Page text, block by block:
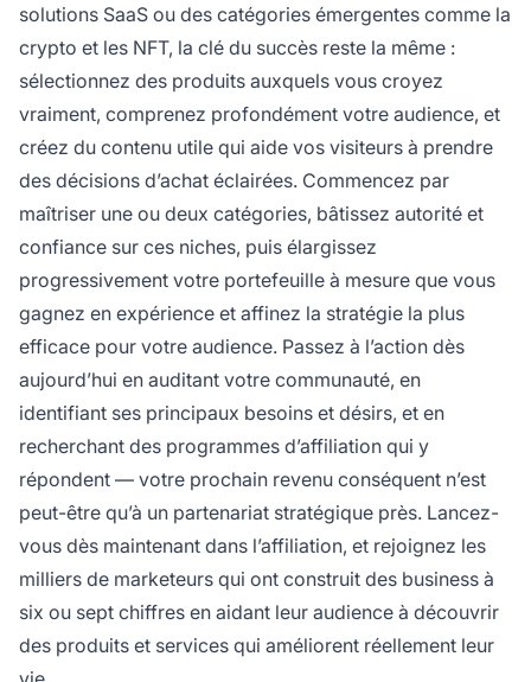
solutions SaaS ou des catégories émergentes comme la
crypto et les NFT, la clé du succès reste la même :
sélectionnez des produits auxquels vous croyez
vraiment, comprenez profondément votre audience, et
créez du contenu utile qui aide vos visiteurs à prendre
des décisions d’achat éclairées. Commencez par
maîtriser une ou deux catégories, bâtissez autorité et
confiance sur ces niches, puis élargissez
progressivement votre portefeuille à mesure que vous
gagnez en expérience et affinez la stratégie la plus
efficace pour votre audience. Passez à l’action dès
aujourd’hui en auditant votre communauté, en
identifiant ses principaux besoins et désirs, et en
recherchant des programmes d’affiliation qui y
répondent — votre prochain revenu conséquent n’est
peut-être qu’à un partenariat stratégique près. Lancez-
vous dès maintenant dans l’affiliation, et rejoignez les
milliers de marketeurs qui ont construit des business à
six ou sept chiffres en aidant leur audience à découvrir
des produits et services qui améliorent réellement leur